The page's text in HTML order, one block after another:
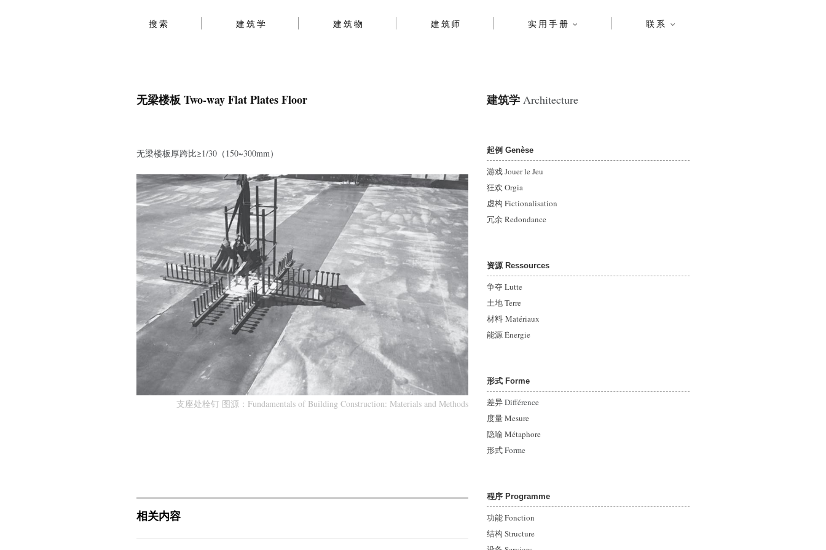
搜索 建筑学 建筑物 建筑师 实用手册 联系
无梁楼板 Two-way Flat Plates Floor
无梁楼板厚跨比≥1/30（150~300mm）
支座处栓钉 图源： Fundamentals of Building Construction: Materials and Methods
相关内容
建筑学 Architecture
起例 Genèse
游戏 Jouer le Jeu
狂欢 Orgia
虚构 Fictionalisation
冗余 Redondance
资源 Ressources
争夺 Lutte
土地 Terre
材料 Matériaux
能源Énergie
形式 Forme
差异Différence
度量 Mesure
隐喻 Métaphore
形式Forme
程序 Programme
功能 Fonction
结构 Structure